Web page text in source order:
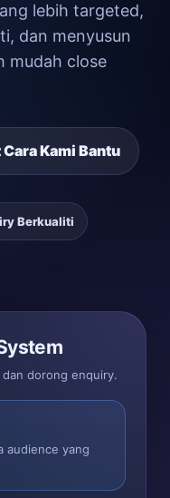
lebih targeted,
dan menyusun
mudah close
Kami Bantu
Berkualiti
dorong enquiry.
audience yang